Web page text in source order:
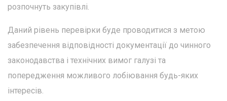
розпочнуть закупівлі.
Даний рівень перевірки буде проводитися з метою
забезпечення відповідності документації до чинного
законодавства і технічних вимог галузі та
попередження можливого лобіювання будь-яких
інтересів.